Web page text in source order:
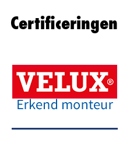
Certificeringen